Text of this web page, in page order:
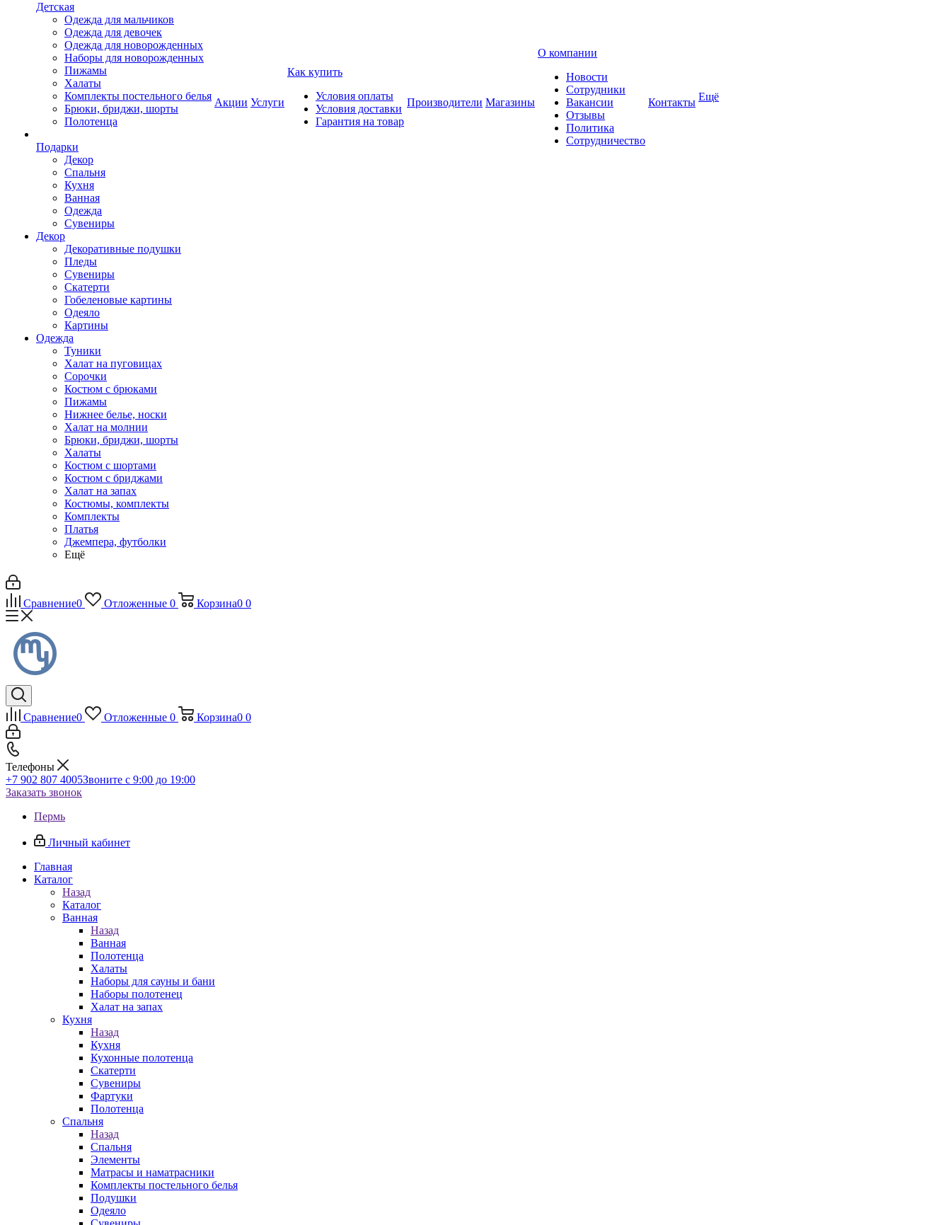
Детская
Одежда для мальчиков
Одежда для девочек
Одежда для новорожденных
Наборы для новорожденных
Пижамы
Халаты
Комплекты постельного белья
Брюки, бриджи, шорты
Полотенца
Подарки
Декор
Спальня
Кухня
Ванная
Одежда
Сувениры
Декор
Декоративные подушки
Пледы
Сувениры
Скатерти
Гобеленовые картины
Одеяло
Картины
Одежда
Туники
Халат на пуговицах
Сорочки
Костюм с брюками
Пижамы
Нижнее белье, носки
Халат на молнии
Брюки, бриджи, шорты
Халаты
Костюм с шортами
Костюм с бриджами
Халат на запах
Костюмы, комплекты
Комплекты
Платья
Джемпера, футболки
Ещё
Акции Услуги
Как купить
Условия оплаты
Условия доставки
Гарантия на товар
Производители Магазины
О компании
Новости
Сотрудники
Вакансии
Отзывы
Политика
Сотрудничество
Контакты Ещё
Сравнение0 Отложенные 0 Корзина0 0
Сравнение0 Отложенные 0 Корзина0 0
Телефоны
+7 902 807 4005Звоните с 9:00 до 19:00
Заказать звонок
Пермь
Личный кабинет
Главная
Каталог
Назад
Каталог
Ванная
Назад
Ванная
Полотенца
Халаты
Наборы для сауны и бани
Наборы полотенец
Халат на запах
Кухня
Назад
Кухня
Кухонные полотенца
Скатерти
Сувениры
Фартуки
Полотенца
Спальня
Назад
Спальня
Элементы
Матрасы и наматрасники
Комплекты постельного белья
Подушки
Одеяло